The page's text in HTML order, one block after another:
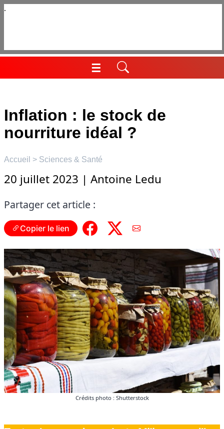
Aller
☰
Menu
Inflation : le stock de
nourriture idéal ?
Accueil > Sciences & Santé
20 juillet 2023 | Antoine Ledu
Partager cet article :
Copier le lien
Crédits photo : Shutterstock